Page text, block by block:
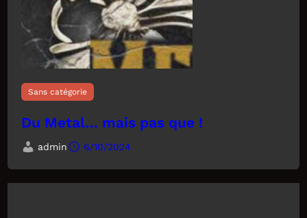
Sans catégorie
Du Metal… mais pas que !
admin 6/10/2024